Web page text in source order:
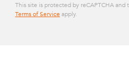
This site is protected by reCAPTCHA and
Terms of Service apply.